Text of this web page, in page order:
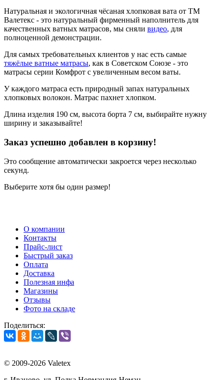
Натуральная и экологичная чёсаная хлопковая вата от ТМ
Валетекс - это натуральный фирменный наполнитель для
качественных ватных матрасов, мы сняли видео, для
полноценной демонстрации.
Для самых требовательных клиентов у нас есть самые
тяжёлые ватные матрасы, как в Советском Союзе - это
матрасы серии Комфрот с увеличенным весом ваты.
У каждого матраса есть природный запах натуральных
хлопковых волокон. Матрас пахнет хлопком.
Длина изделия 190 см, высота борта 7 см, выбирайте нужну
ширину и заказывайте!
Заказ успешно добавлен в корзину!
Это сообщение автоматически закроется через несколько
секунд.
Выберите хотя бы один размер!
О компании
Контакты
Прайс-лист
Быстрый заказ
Оплата
Доставка
Полезная инфа
Магазины
Отзывы
Фото на складе
Поделиться:
© 2009-2026 Valetex